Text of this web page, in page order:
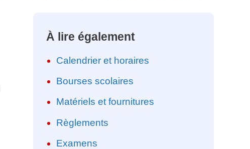
À lire également
Calendrier et horaires
Bourses scolaires
Matériels et fournitures
Règlements
Examens